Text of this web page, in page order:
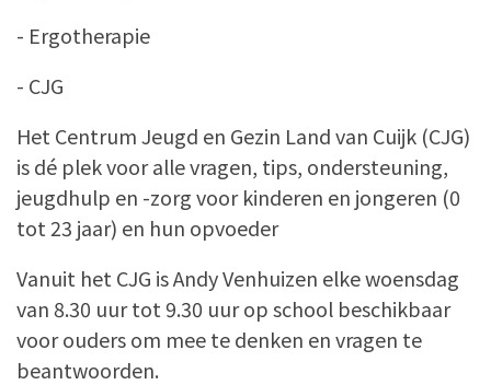
- Ergotherapie
- CJG
Het Centrum Jeugd en Gezin Land van Cuijk (CJG)
is dé plek voor alle vragen, tips, ondersteuning,
jeugdhulp en -zorg voor kinderen en jongeren (0
tot 23 jaar) en hun opvoeder
Vanuit het CJG is Andy Venhuizen elke woensdag
van 8.30 uur tot 9.30 uur op school beschikbaar
voor ouders om mee te denken en vragen te
beantwoorden.